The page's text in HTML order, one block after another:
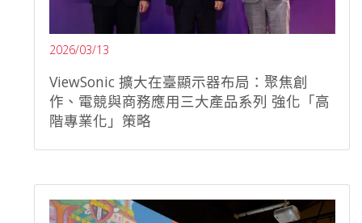
2026/03/13
ViewSonic 擴大在臺顯示器布局：聚焦創
作、電競與商務應用三大產品系列 強化「高
階專業化」策略